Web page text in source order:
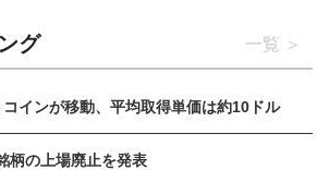
グ 一覧
インが移動、平均取得単価は約10ドル
柄の上場廃止を発表